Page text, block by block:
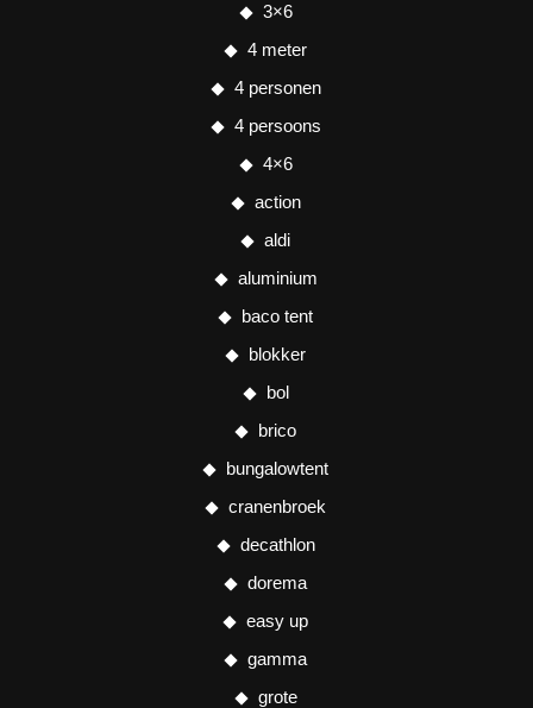
3×6
4 meter
4 personen
4 persoons
4×6
action
aldi
aluminium
baco tent
blokker
bol
brico
bungalowtent
cranenbroek
decathlon
dorema
easy up
gamma
grote